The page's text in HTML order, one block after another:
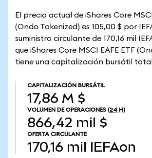
El precio actual de iShares Core
(Ondo Tokenized) es 105,00 $ por
suministro circulante de 170,16 mil
que iShares Core MSCI EAFE ETF
tiene una capitalización bursátil total
CAPITALIZACIÓN BURSÁTIL
17,86 M $
VOLUMEN DE OPERACIONES (24 H)
866,42 mil $
OFERTA CIRCULANTE
170,16 mil IEFAon